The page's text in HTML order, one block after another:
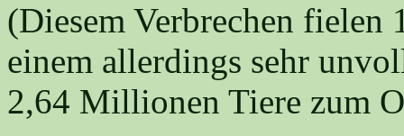
(Diesem Verbrechen
einem allerdings sehr
2,64 Millionen Tiere zum